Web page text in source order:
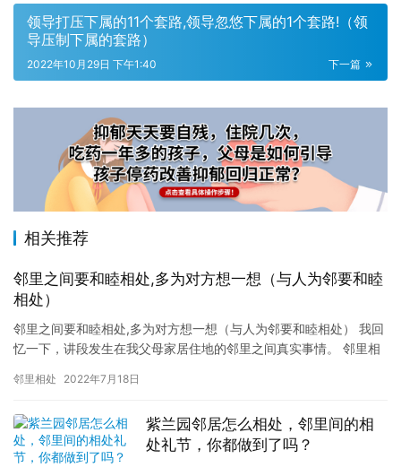
领导打压下属的11个套路,领导忽悠下属的1个套路!（领
导压制下属的套路）
下一篇
2022年10月29日 下午1:40
相关推荐
邻里之间要和睦相处,多为对方想一想（与人为邻要和睦
相处）
邻里之间要和睦相处,多为对方想一想（与人为邻要和睦相处） 我回
忆一下，讲段发生在我父母家居住地的邻里之间真实事情。 邻里相
邻里相处 2022年7月18日
紫兰园邻居怎么相处，邻里间的相
处礼节，你都做到了吗？